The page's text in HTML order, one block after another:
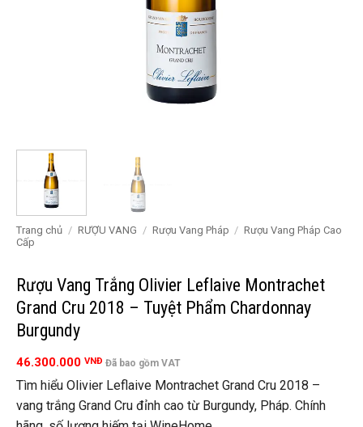
Trang chủ / RƯỢU VANG / Rượu Vang Pháp / Rượu Vang Pháp Cao
Cấp
Rượu Vang Trắng Olivier Leflaive Montrachet
Grand Cru 2018 – Tuyệt Phẩm Chardonnay
Burgundy
46.300.000 VNĐ Đã bao gồm VAT
Tìm hiểu Olivier Leflaive Montrachet Grand Cru 2018 –
vang trắng Grand Cru đỉnh cao từ Burgundy, Pháp. Chính